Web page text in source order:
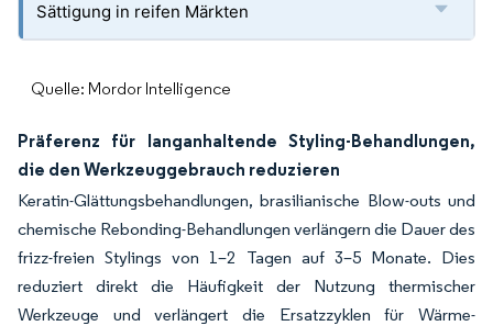
Sättigung in reifen Märkten
Quelle: Mordor Intelligence
Präferenz für langanhaltende Styling-Behandlungen,
die den Werkzeuggebrauch reduzieren
Keratin-Glättungsbehandlungen, brasilianische Blow-outs und
chemische Rebonding-Behandlungen verlängern die Dauer des
frizz-freien Stylings von 1–2 Tagen auf 3–5 Monate. Dies
reduziert direkt die Häufigkeit der Nutzung thermischer
Werkzeuge und verlängert die Ersatzzyklen für Wärme-